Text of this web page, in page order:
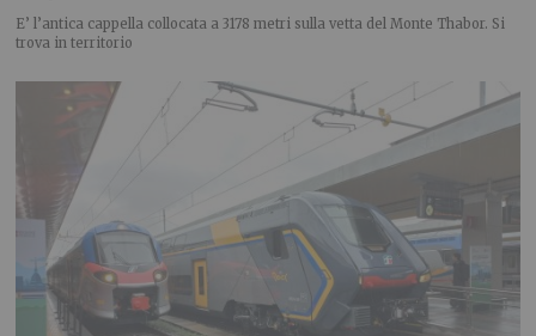
E’ l’antica cappella collocata a 3178 metri sulla vetta del Monte Thabor. Si
trova in territorio